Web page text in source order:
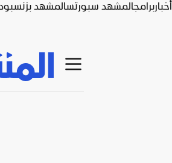
أخباربرامجالمشهد سبورتسالمشهد بزنس